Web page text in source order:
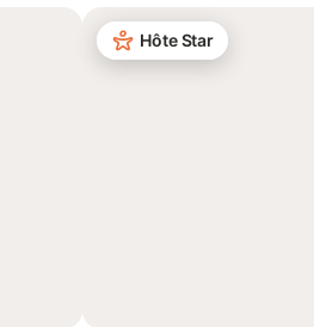
Hôte Star